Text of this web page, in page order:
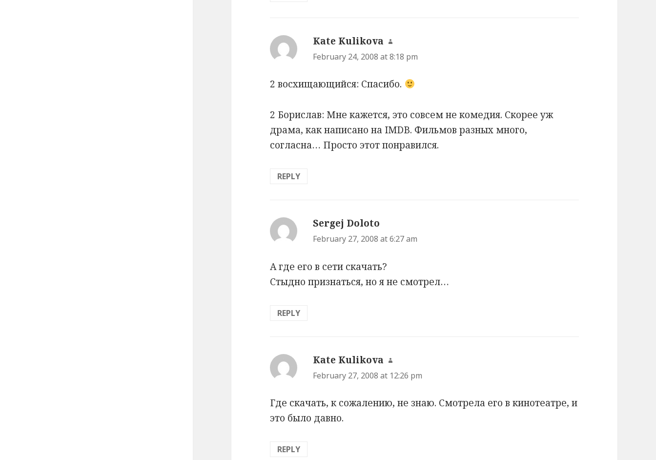
Kate Kulikova says:
February 24, 2008 at 8:18 pm
2 восхищающийся: Спасибо.
2 Борислав: Мне кажется, это совсем не комедия. Скорее уж
драма, как написано на IMDB. Фильмов разных много,
согласна… Просто этот понравился.
REPLY
Sergej Doloto
February 27, 2008 at 6:27 am
А где его в сети скачать?
Стыдно признаться, но я не смотрел…
REPLY
Kate Kulikova says:
February 27, 2008 at 12:26 pm
Где скачать, к сожалению, не знаю. Смотрела его в кинотеатре, и
это было давно.
REPLY